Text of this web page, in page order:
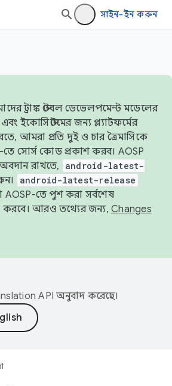
সাইন-ইন করুন
ট্রাঙ্ক স্টেবল ডেভেলপমেন্ট মডেলের
ইকোসিস্টেমের জন্য প্ল্যাটফর্মের
আমরা প্রতি দুই ও চার ত্রৈমাসিকে
সোর্স কোড প্রকাশ করব। AOSP
রাখতে,
android-latest-
android-latest-release
AOSP-তে পুশ করা সর্বশেষ
করবে। আরও তথ্যের জন্য, Changes
API অনুবাদ করেছে।